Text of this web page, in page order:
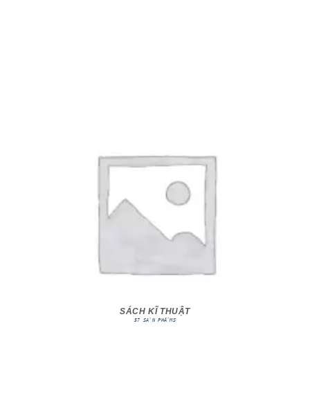
SÁCH KĨ THUẬT
57 SẢN PHẨMS